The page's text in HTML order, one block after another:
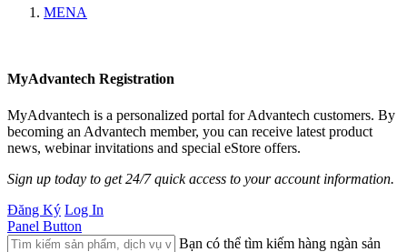
MENA
MyAdvantech Registration
MyAdvantech is a personalized portal for Advantech customers. By
becoming an Advantech member, you can receive latest product
news, webinar invitations and special eStore offers.
Sign up today to get 24/7 quick access to your account information.
Đăng Ký Log In
Panel Button
Bạn có thể tìm kiếm hàng ngàn sản